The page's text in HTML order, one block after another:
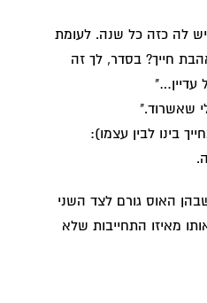
לה כזה כל שנה. לעומת
חייך? בסדר, לך זה
שאשרוד."
בינו לבין עצמו):
האוס גורם לצד השני
מאיזו התחייבות שלא